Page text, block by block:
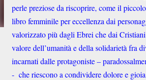
perle preziose da riscoprire, come il
libro femminile per eccellenza dai
valorizzato più dagli Ebrei che dai
valore dell’umanità e della solidarietà fra
incarnati dalle protagoniste –
- che riescono a condividere dolore e